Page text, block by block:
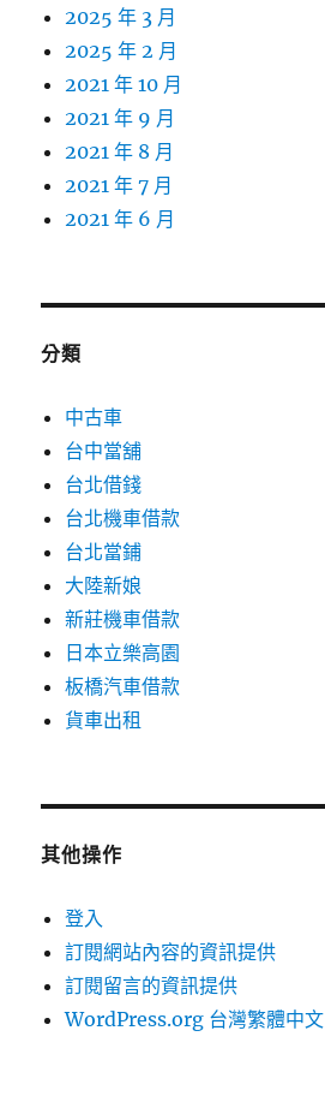
2025 年 3 月
2025 年 2 月
2021 年 10 月
2021 年 9 月
2021 年 8 月
2021 年 7 月
2021 年 6 月
分類
中古車
台中當舖
台北借錢
台北機車借款
台北當鋪
大陸新娘
新莊機車借款
日本立樂高園
板橋汽車借款
貨車出租
其他操作
登入
訂閱網站內容的資訊提供
訂閱留言的資訊提供
WordPress.org 台灣繁體中文